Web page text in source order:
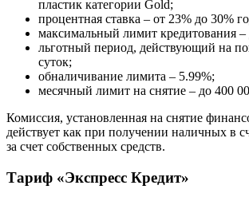
пластик категории Gold;
процентная ставка ‒ от 23% до 30%
максимальный лимит кредитования ‒
льготный период, действующий на
суток;
обналичивание лимита ‒ 5.99%;
месячный лимит на снятие ‒ до 400
Комиссия, установленная на снятие
действует как при получении наличных в
за счет собственных средств.
Тариф «Экспресс Кредит»